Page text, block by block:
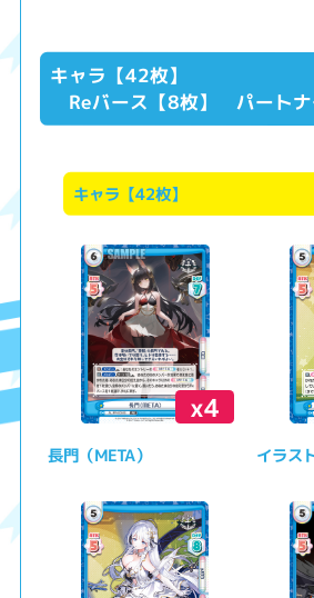
キャラ【42枚】
Reバース【8枚】 パートナ
キャラ【42枚】
x4
長門（META） イラス